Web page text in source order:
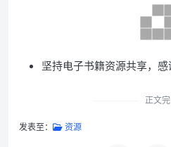
坚持电子书籍资源共享，感
正文完
发表至： 资源